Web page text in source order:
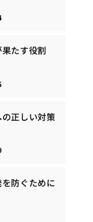
たす役割
正しい対策
防ぐために